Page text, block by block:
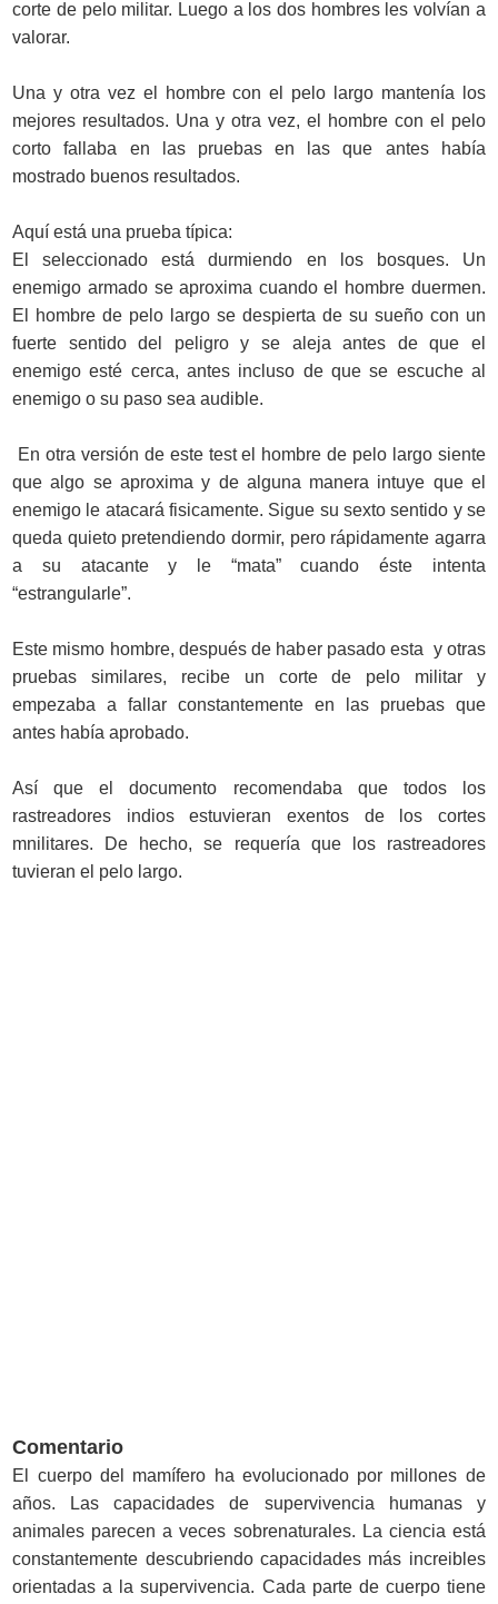
corte de pelo militar. Luego a los dos hombres les volvían a
valorar.
Una y otra vez el hombre con el pelo largo mantenía los
mejores resultados. Una y otra vez, el hombre con el pelo
corto fallaba en las pruebas en las que antes había
mostrado buenos resultados.
Aquí está una prueba típica:
El seleccionado está durmiendo en los bosques. Un
enemigo armado se aproxima cuando el hombre duermen.
El hombre de pelo largo se despierta de su sueño con un
fuerte sentido del peligro y se aleja antes de que el
enemigo esté cerca, antes incluso de que se escuche al
enemigo o su paso sea audible.
En otra versión de este test el hombre de pelo largo siente
que algo se aproxima y de alguna manera intuye que el
enemigo le atacará fisicamente. Sigue su sexto sentido y se
queda quieto pretendiendo dormir, pero rápidamente agarra
a su atacante y le “mata” cuando éste intenta
“estrangularle”.
Este mismo hombre, después de haber pasado esta y otras
pruebas similares, recibe un corte de pelo militar y
empezaba a fallar constantemente en las pruebas que
antes había aprobado.
Así que el documento recomendaba que todos los
rastreadores indios estuvieran exentos de los cortes
mnilitares. De hecho, se requería que los rastreadores
tuvieran el pelo largo.
Comentario
El cuerpo del mamífero ha evolucionado por millones de
años. Las capacidades de supervivencia humanas y
animales parecen a veces sobrenaturales. La ciencia está
constantemente descubriendo capacidades más increibles
orientadas a la supervivencia. Cada parte de cuerpo tiene